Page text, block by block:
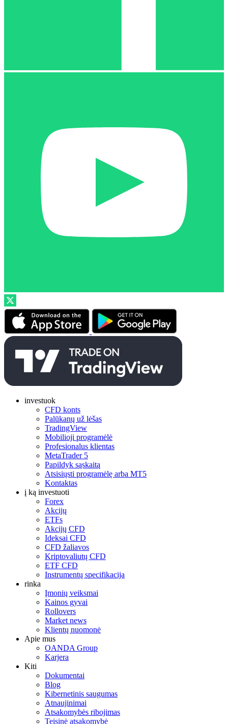
investuok
CFD konts
Palūkanų už lėšas
TradingView
Mobilioji programėlė
Profesionalus klientas
MetaTrader 5
Papildyk sąskaitą
Atsisiųsti programėlę arba MT5
Kontaktas
į ką investuoti
Forex
Akcijų
ETFs
Akcijų CFD
Ideksai CFD
CFD žaliavos
Kriptovaliutų CFD
ETF CFD
Instrumentų specifikacija
rinka
Įmonių veiksmai
Kainos gyvai
Rollovers
Market news
Klientų nuomonė
Apie mus
OANDA Group
Karjera
Kiti
Dokumentai
Blog
Kibernetinis saugumas
Atnaujinimai
Atsakomybės ribojimas
Teisinė atsakomybė